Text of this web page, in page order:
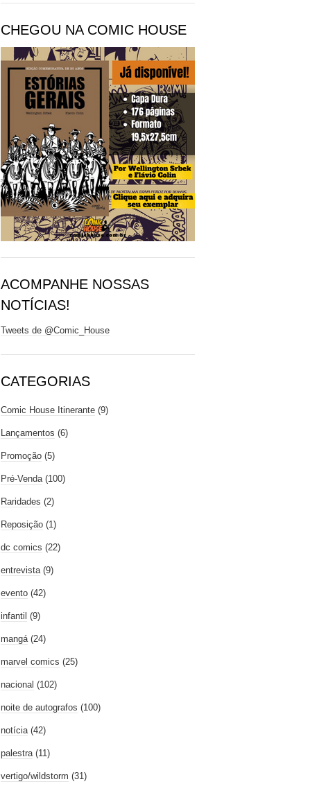
CHEGOU NA COMIC HOUSE
ACOMPANHE NOSSAS
NOTÍCIAS!
Tweets de @Comic_House
CATEGORIAS
Comic House Itinerante (9)
Lançamentos (6)
Promoção (5)
Pré-Venda (100)
Raridades (2)
Reposição (1)
dc comics (22)
entrevista (9)
evento (42)
infantil (9)
mangá (24)
marvel comics (25)
nacional (102)
noite de autografos (100)
notícia (42)
palestra (11)
vertigo/wildstorm (31)